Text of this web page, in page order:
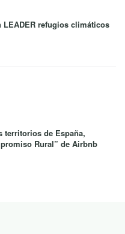
refugios climáticos
territorios de España,
Rural” de Airbnb